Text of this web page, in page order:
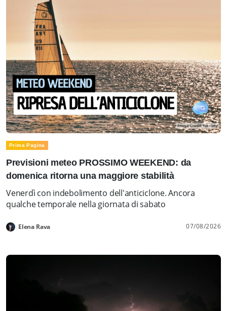
Prima Pagina
Previsioni meteo PROSSIMO WEEKEND: da
domenica ritorna una maggiore stabilità
Venerdì con indebolimento dell'anticiclone. Ancora
qualche temporale nella giornata di sabato
Elena Rava 07/08/2026